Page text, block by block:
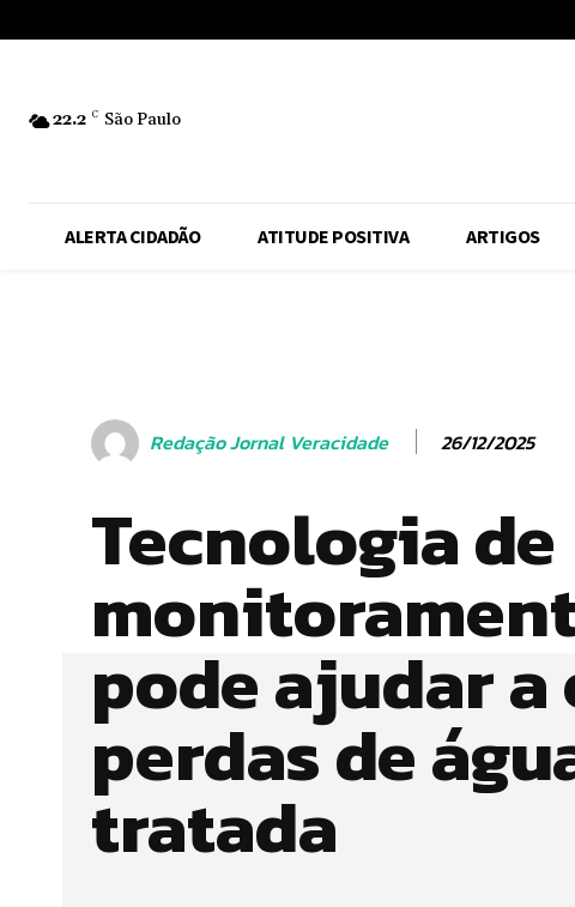
22.2 C São Paulo
ALERTA CIDADÃO ATITUDE POSITIVA ARTIGOS
Redação Jornal Veracidade 26/12/2025
Tecnologia de
pode ajudar
perdas de
tratada